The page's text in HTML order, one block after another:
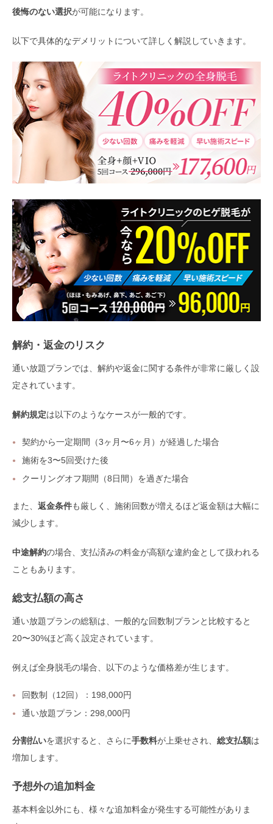
後悔のない選択が可能になります。
以下で具体的なデメリットについて詳しく解説していきます。
解約・返金のリスク
通い放題プランでは、解約や返金に関する条件が非常に厳しく設
定されています。
解約規定は以下のようなケースが一般的です。
契約から一定期間（3ヶ月〜6ヶ月）が経過した場合
施術を3〜5回受けた後
クーリングオフ期間（8日間）を過ぎた場合
また、 返金条件も厳しく、施術回数が増えるほど返金額は大幅に
減少します。
中途解約の場合、支払済みの料金が高額な違約金として扱われる
こともあります。
総支払額の高さ
通い放題プランの総額は、一般的な回数制プランと比較すると
20〜30%ほど高く設定されています。
例えば全身脱毛の場合、以下のような価格差が生じます。
回数制（12回）：198,000円
通い放題プラン：298,000円
分割払いを選択すると、さらに手数料が上乗せされ、 総支払額は
増加します。
予想外の追加料金
基本料金以外にも、様々な追加料金が発生する可能性がありま